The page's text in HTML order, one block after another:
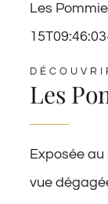
Les
Les
Exposée
vue